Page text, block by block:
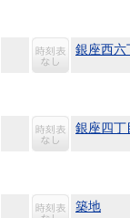
銀座西六
銀座四丁
築地